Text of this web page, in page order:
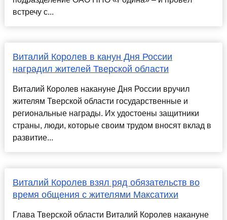
встречу с...
Виталий Королев в канун Дня России
наградил жителей Тверской области
Виталий Королев накануне Дня России вручил
жителям Тверской области государственные и
региональные награды. Их удостоены защитники
страны, люди, которые своим трудом вносят вклад в
развитие...
Виталий Королев взял ряд обязательств во
время общения с жителями Максатихи
Глава Тверской области Виталий Королев накануне